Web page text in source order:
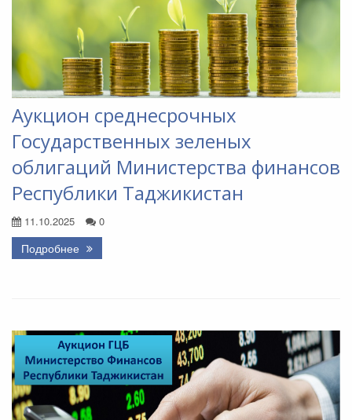
Аукцион среднесрочных
Государственных зеленых
облигаций Министерства финансов
Республики Таджикистан
11.10.2025 0
Подробнее